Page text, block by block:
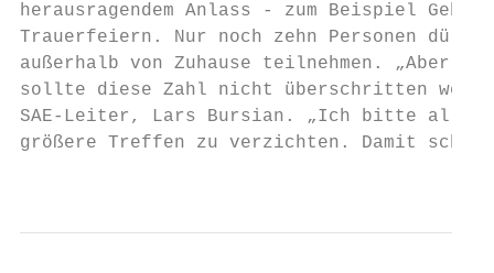
herausragendem Anlass - zum Beispiel
Trauerfeiern. Nur noch zehn Personen dürfen
außerhalb von Zuhause teilnehmen. „Aber
sollte diese Zahl nicht überschritten
SAE-Leiter, Lars Bursian. „Ich bitte alle
größere Treffen zu verzichten. Damit